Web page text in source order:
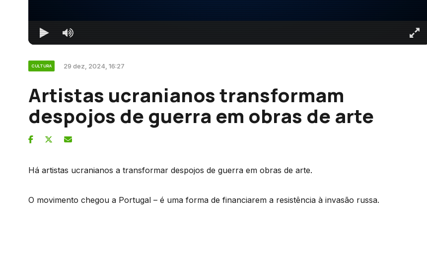
CULTURA 29 dez, 2024, 16:27
Artistas ucranianos transformam
despojos de guerra em obras de arte
Há artistas ucranianos a transformar despojos de guerra em obras de arte.
O movimento chegou a Portugal – é uma forma de financiarem a resistência à invasão russa.